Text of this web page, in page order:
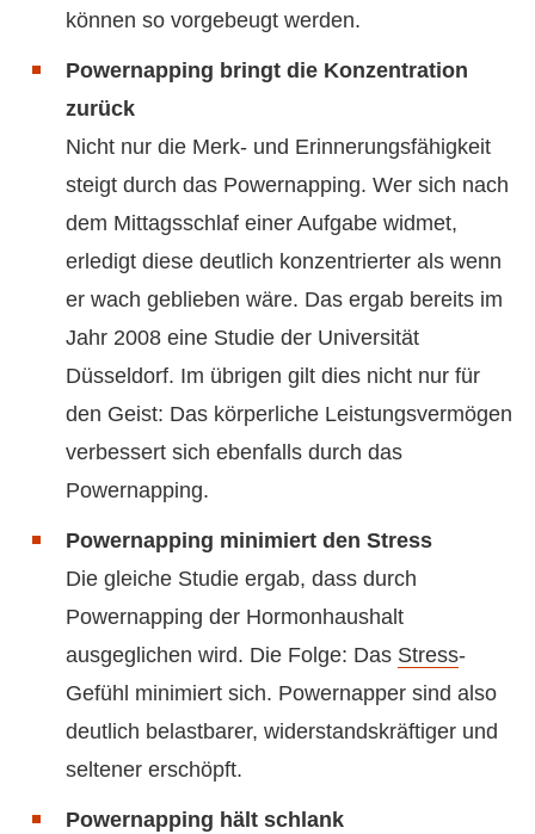
können so vorgebeugt werden.
Powernapping bringt die Konzentration
zurück
Nicht nur die Merk- und Erinnerungsfähigkeit
steigt durch das Powernapping. Wer sich nach
dem Mittagsschlaf einer Aufgabe widmet,
erledigt diese deutlich konzentrierter als wenn
er wach geblieben wäre. Das ergab bereits im
Jahr 2008 eine Studie der Universität
Düsseldorf. Im übrigen gilt dies nicht nur für
den Geist: Das körperliche Leistungsvermögen
verbessert sich ebenfalls durch das
Powernapping.
Powernapping minimiert den Stress
Die gleiche Studie ergab, dass durch
Powernapping der Hormonhaushalt
ausgeglichen wird. Die Folge: Das Stress-
Gefühl minimiert sich. Powernapper sind also
deutlich belastbarer, widerstandskräftiger und
seltener erschöpft.
Powernapping hält schlank